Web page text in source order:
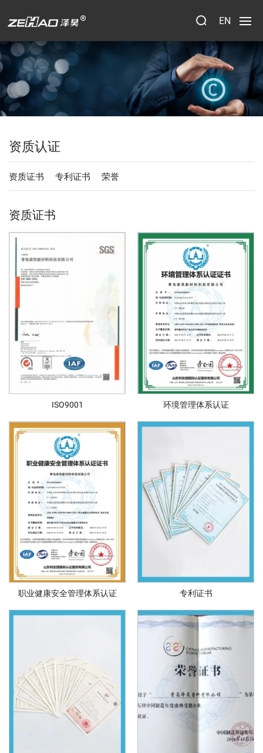
EN
资质认证
资质证书 专利证书 荣誉
资质证书
ISO9001 环境管理体系认证
职业健康安全管理体系认证 专利证书